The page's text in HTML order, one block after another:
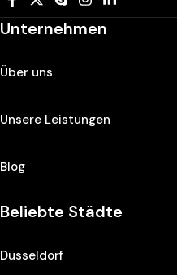
Unternehmen
Über uns
Unsere Leistungen
Blog
Beliebte Städte
Düsseldorf